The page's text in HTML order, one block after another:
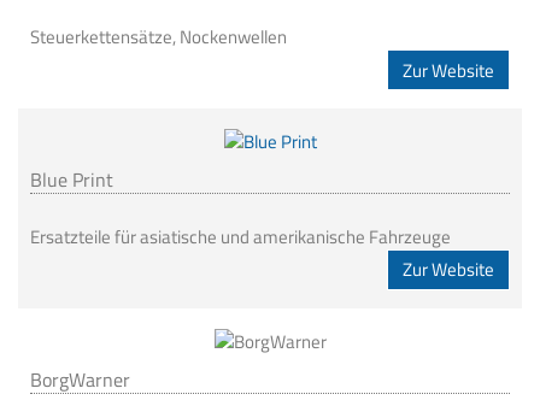
Steuerkettensätze, Nockenwellen
Zur Website
Blue Print
Ersatzteile für asiatische und amerikanische Fahrzeuge
Zur Website
BorgWarner